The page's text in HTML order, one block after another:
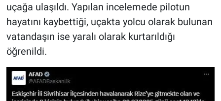
uçağa ulaşıldı. Yapılan incelemede pilotun
hayatını kaybettiği, uçakta yolcu olarak bulunan
vatandaşın ise yaralı olarak kurtarıldığı
öğrenildi.